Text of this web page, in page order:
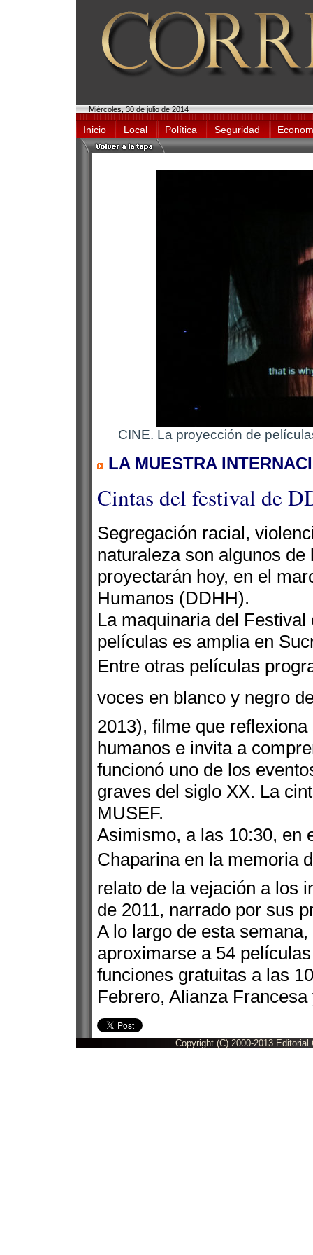
Miércoles, 30 de julio de 2014
Inicio Local Política Seguridad
CINE. La proyección de
LA MUESTRA
Cintas del festival de
Segregación racial,
naturaleza son algunos
proyectarán hoy, en el
Humanos (DDHH).
La maquinaria del
películas es amplia en
Entre otras películas
voces en blanco y negro
2013), filme que
humanos e invita a
funcionó uno de los
graves del siglo XX. La
MUSEF.
Asimismo, a las 10:30, en
Chaparina en la
relato de la vejación a los
de 2011, narrado por sus
A lo largo de esta
aproximarse a 54
funciones gratuitas a las
Febrero, Alianza Francesa
Copyright (C) 2000-2013